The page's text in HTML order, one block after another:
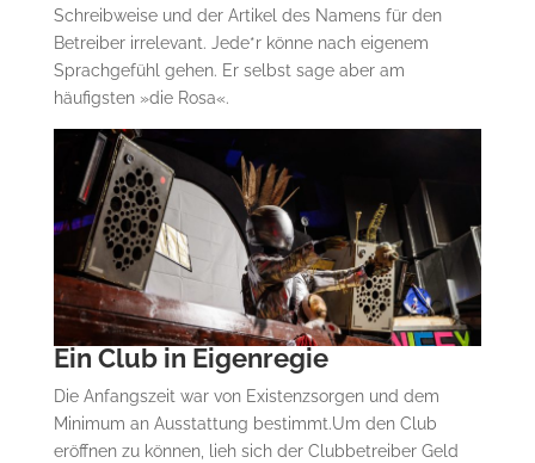
Schreibweise und der Artikel des Namens für den
Betreiber irrelevant. Jede*r könne nach eigenem
Sprachgefühl gehen. Er selbst sage aber am
häufigsten »die Rosa«.
Ein Club in Eigenregie
Die Anfangszeit war von Existenzsorgen und dem
Minimum an Ausstattung bestimmt.Um den Club
eröffnen zu können, lieh sich der Clubbetreiber Geld